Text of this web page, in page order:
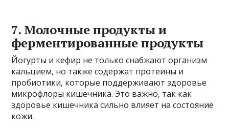
7. Молочные продукты и
ферментированные продукты
Йогурты и кефир не только снабжают организм
кальцием, но также содержат протеины и
пробиотики, которые поддерживают здоровье
микрофлоры кишечника. Это важно, так как
здоровье кишечника сильно влияет на состояние
кожи.